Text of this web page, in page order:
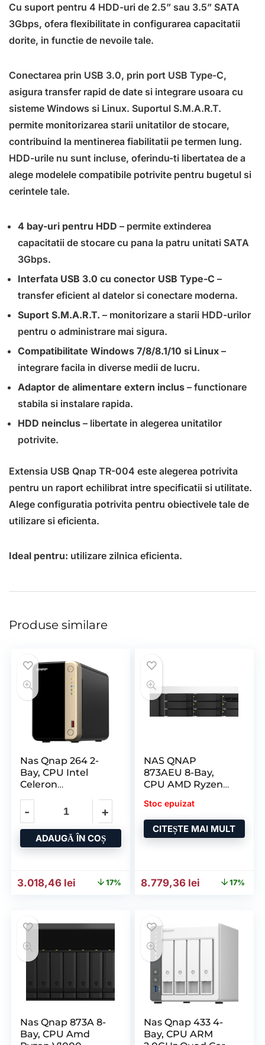
Cu suport pentru 4 HDD-uri de 2.5” sau 3.5” SATA
3Gbps, ofera flexibilitate in configurarea capacitatii
dorite, in functie de nevoile tale.
Conectarea prin USB 3.0, prin port USB Type-C,
asigura transfer rapid de date si integrare usoara cu
sisteme Windows si Linux. Suportul S.M.A.R.T.
permite monitorizarea starii unitatilor de stocare,
contribuind la mentinerea fiabilitatii pe termen lung.
HDD-urile nu sunt incluse, oferindu-ti libertatea de a
alege modelele compatibile potrivite pentru bugetul si
cerintele tale.
4 bay-uri pentru HDD – permite extinderea
capacitatii de stocare cu pana la patru unitati SATA
3Gbps.
Interfata USB 3.0 cu conector USB Type-C –
transfer eficient al datelor si conectare moderna.
Suport S.M.A.R.T. – monitorizare a starii HDD-urilor
pentru o administrare mai sigura.
Compatibilitate Windows 7/8/8.1/10 si Linux –
integrare facila in diverse medii de lucru.
Adaptor de alimentare extern inclus – functionare
stabila si instalare rapida.
HDD neinclus – libertate in alegerea unitatilor
potrivite.
Extensia USB Qnap TR-004 este alegerea potrivita
pentru un raport echilibrat intre specificatii si utilitate.
Alege configuratia potrivita pentru obiectivele tale de
utilizare si eficienta.
Ideal pentru: utilizare zilnica eficienta.
Produse similare
Nas Qnap 264 2-
Bay, CPU Intel
Celeron
core/4-thread
Processor
ADAUGĂ ÎN COȘ
Prețul inițial a fost: 3.650,09 lei.
3.018,46 lei Prețul curent este: 3.018,46 lei.
17%
NAS QNAP
873AEU 8-Bay,
CPU AMD Ryzen
V1500B
Stoc epuizat
CITEȘTE MAI MULT
Prețul inițial a fost:
8.779,36 lei Prețul17%
Nas Qnap 873A 8-
Bay, CPU Amd
Nas Qnap 433 4-
Bay, CPU ARM